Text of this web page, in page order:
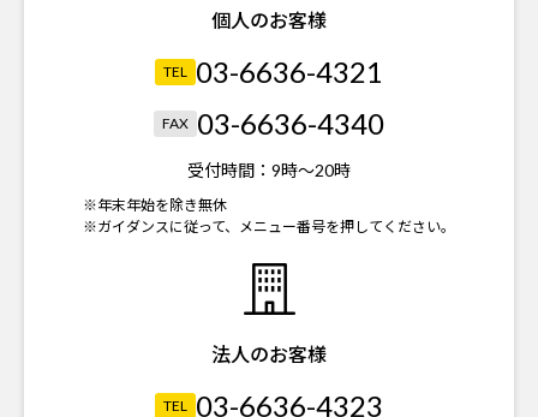
個人のお客様
TEL 03-6636-4321
FAX 03-6636-4340
受付時間： 9時～20時
※年末年始を除き無休
※ガイダンスに従って、メニュー番号を押してください。
法人のお客様
TEL 03-6636-4323